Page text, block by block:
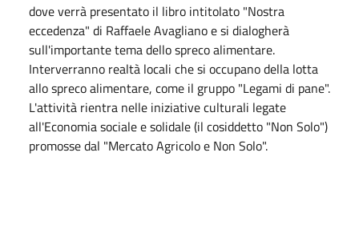
dove verrà presentato il libro intitolato "Nostra
eccedenza" di Raffaele Avagliano e si dialogherà
sull'importante tema dello spreco alimentare.
Interverranno realtà locali che si occupano della lotta
allo spreco alimentare, come il gruppo "Legami di pane".
L'attività rientra nelle iniziative culturali legate
all'Economia sociale e solidale (il cosiddetto "Non Solo")
promosse dal "Mercato Agricolo e Non Solo".